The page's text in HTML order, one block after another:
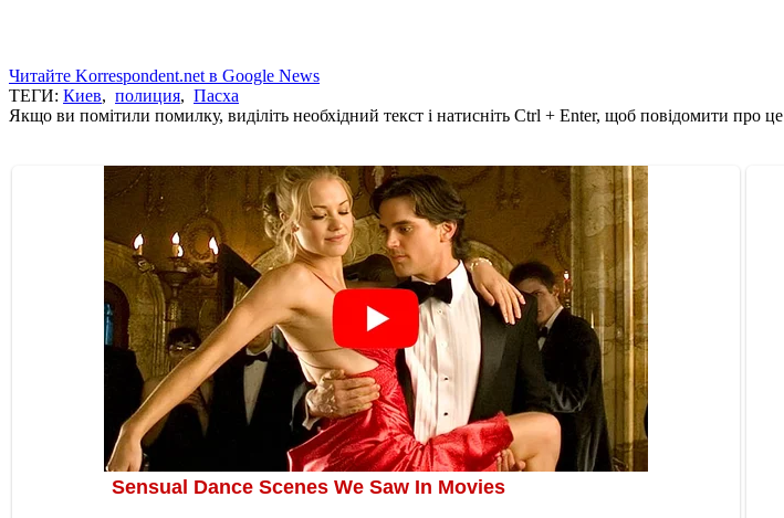
Читайте Korrespondent.net в Google News
ТЕГИ: Киев, полиция, Пасха
Якщо ви помітили помилку, виділіть необхідний текст і натисніть Ctrl + Enter, щоб повідомити про